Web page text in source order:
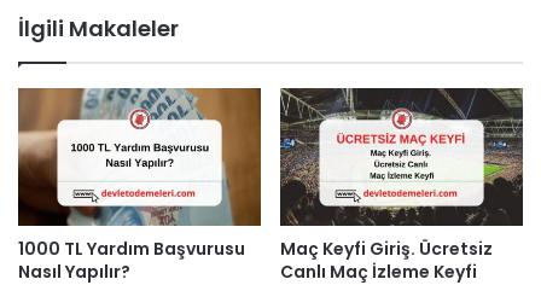
İlgili Makaleler
1000 TL Yardım Başvurusu
Nasıl Yapılır?
Maç Keyfi Giriş. Ücretsiz
Canlı Maç İzleme Keyfi